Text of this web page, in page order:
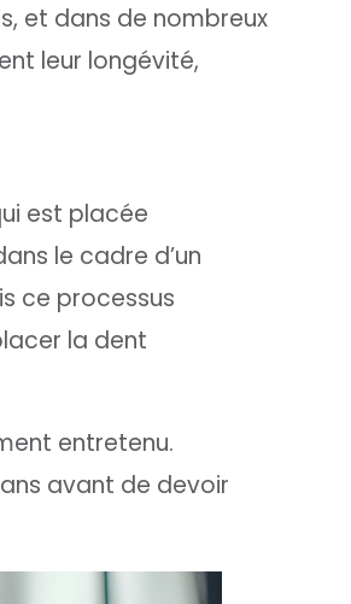
et dans de nombreux
leur longévité,
est placée
le cadre d’un
ce processus
la dent
entretenu.
avant de devoir